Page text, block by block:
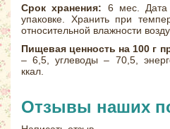
Срок хранения: 6 мес. Дата
упаковке. Хранить при
относительной влажности
Пищевая ценность на 100 г
– 6,5, углеводы – 70,5,
ккал.
Отзывы наших